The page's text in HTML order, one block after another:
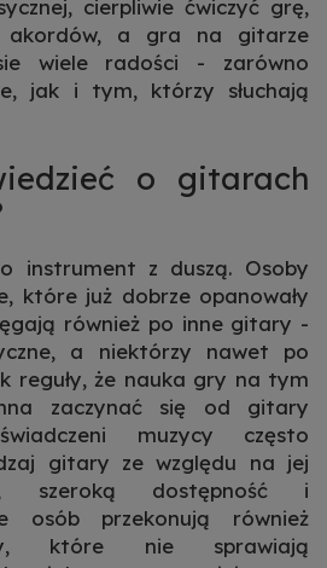
cierpliwie ćwiczyć grę,
akordów, a gra na gitarze
wiele radości - zarówno
jak i tym, którzy słuchają
o gitarach
instrument z duszą. Osoby
które już dobrze opanowały
również po inne gitary -
a niektórzy nawet po
reguły, że nauka gry na tym
zaczynać się od gitary
muzycy często
gitary ze względu na jej
szeroką dostępność i
osób przekonują również
które nie sprawiają